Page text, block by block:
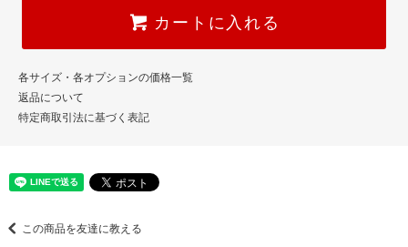
カートに入れる
各サイズ・各オプションの価格一覧
返品について
特定商取引法に基づく表記
この商品を友達に教える